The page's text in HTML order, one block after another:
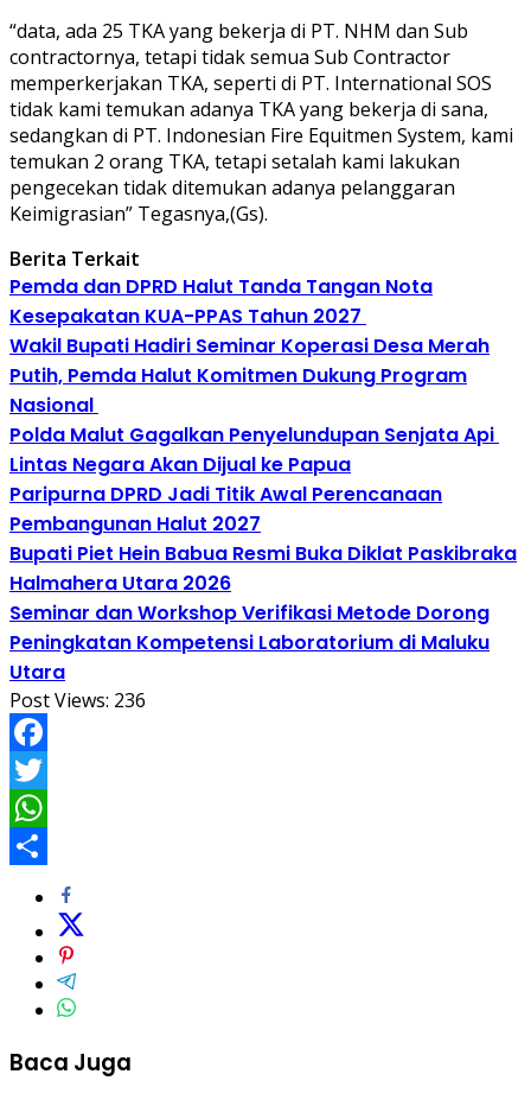
“data, ada 25 TKA yang bekerja di PT. NHM dan Sub
contractornya, tetapi tidak semua Sub Contractor
memperkerjakan TKA, seperti di PT. International SOS
tidak kami temukan adanya TKA yang bekerja di sana,
sedangkan di PT. Indonesian Fire Equitmen System, kami
temukan 2 orang TKA, tetapi setalah kami lakukan
pengecekan tidak ditemukan adanya pelanggaran
Keimigrasian” Tegasnya,(Gs).
Berita Terkait
Pemda dan DPRD Halut Tanda Tangan Nota
Kesepakatan KUA-PPAS Tahun 2027
Wakil Bupati Hadiri Seminar Koperasi Desa Merah
Putih, Pemda Halut Komitmen Dukung Program
Nasional
Polda Malut Gagalkan Penyelundupan Senjata Api
Lintas Negara Akan Dijual ke Papua
Paripurna DPRD Jadi Titik Awal Perencanaan
Pembangunan Halut 2027
Bupati Piet Hein Babua Resmi Buka Diklat Paskibraka
Halmahera Utara 2026
Seminar dan Workshop Verifikasi Metode Dorong
Peningkatan Kompetensi Laboratorium di Maluku
Utara
Post Views: 236
Facebook
Twitter
WhatsApp
Baca Juga